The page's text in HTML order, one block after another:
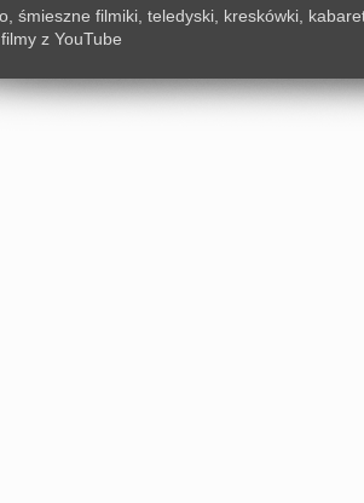
śmieszne filmiki, teledyski, kreskówki,
z YouTube